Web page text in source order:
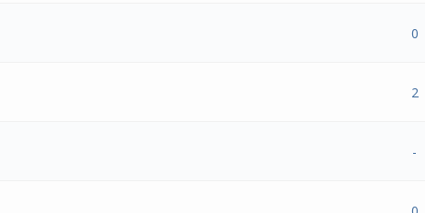
0
2
-